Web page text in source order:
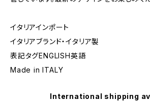
イタリアインポート
イタリアブランド・イタリア製
表記タグENGLISH英語
Made in ITALY
International shipping